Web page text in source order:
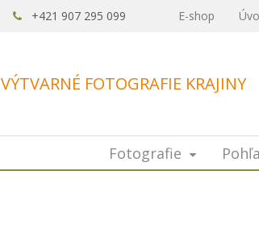
VÝTVARNÉ FOTOGRAFIE KRAJINY
+421 907 295 099 E-shop
Fotografie